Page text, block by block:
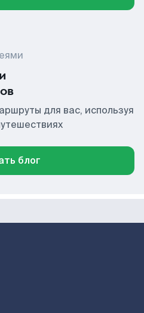
для вас, используя
блог